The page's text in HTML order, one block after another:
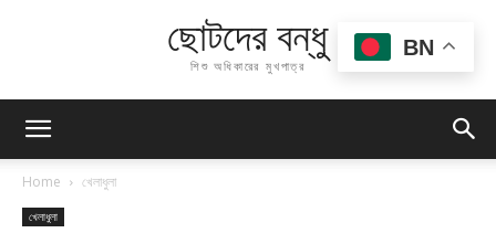
ছোটদের বন্ধু
শিশু অধিকারের মুখপাত্র
Home খেলাধুলা
খেলাধুলা
BN